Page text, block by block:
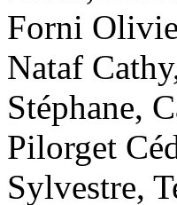
Forni
Nataf Cathy
Stéphane,
Pilorget
Sylvestre,